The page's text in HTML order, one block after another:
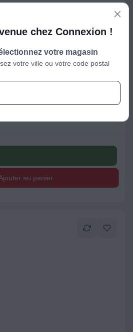
14'' Urban + Souris
au panier
chez Connexion !
votre magasin
votre ville ou votre code postal